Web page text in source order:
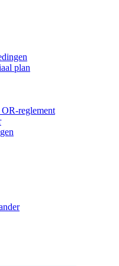
plan
reglement